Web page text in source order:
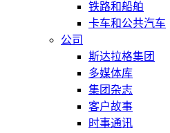
铁路和船舶
卡车和公共汽车
公司
斯达拉格集团
多媒体库
集团杂志
客户故事
时事通讯